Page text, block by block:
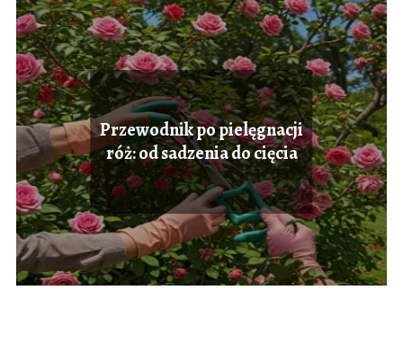
Przewodnik po pielęgnacji
róż: od sadzenia do cięcia